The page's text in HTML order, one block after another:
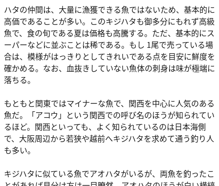
ハタの仲間は、大量に漁獲できる魚ではないため、基本的に
高価であることが多い。このキジハタも御多分にもれず高級
魚で、食の旬である夏は価格も高騰する。ただ、基本的にス
ーパーなどに並ぶことは稀である。もし 1尾で売っている場
合は、模様がはっきりとしてきれいである点を目安に鮮度を
確かめる。なお、血抜きしていない魚体の刺身は味が極端に
落ちる。
もともと関東ではマイナーな魚で、関西を中心に人気のある
魚だ。「アコウ」という関西での呼び名のほうが知られてい
るほど。関西といっても、よく知られているのは日本海側
で、大阪周辺から若狭や越前へキジハタを求めて通う釣り人
も多い。
キジハタに似ている魚でアオハタがいるが、両魚を釣ったこ